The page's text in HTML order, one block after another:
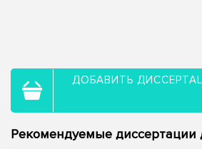
ДОБАВИТЬ
Рекомендуемые диссертации